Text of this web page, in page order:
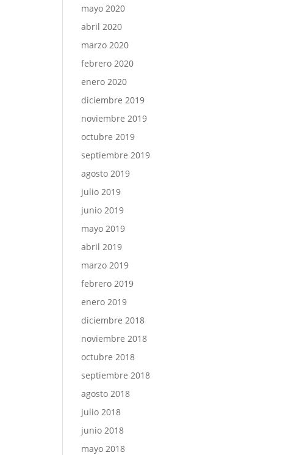
mayo 2020
abril 2020
marzo 2020
febrero 2020
enero 2020
diciembre 2019
noviembre 2019
octubre 2019
septiembre 2019
agosto 2019
julio 2019
junio 2019
mayo 2019
abril 2019
marzo 2019
febrero 2019
enero 2019
diciembre 2018
noviembre 2018
octubre 2018
septiembre 2018
agosto 2018
julio 2018
junio 2018
mayo 2018